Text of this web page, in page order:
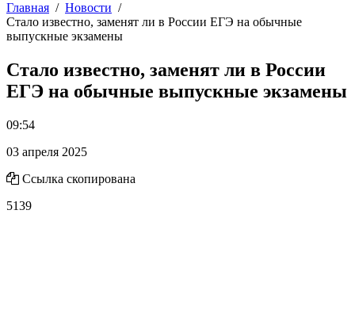
Главная
Новости
Стало известно, заменят ли в России ЕГЭ на обычные
выпускные экзамены
Стало известно, заменят ли в России
ЕГЭ на обычные выпускные экзамены
09:54
03 апреля 2025
Ссылка скопирована
5139